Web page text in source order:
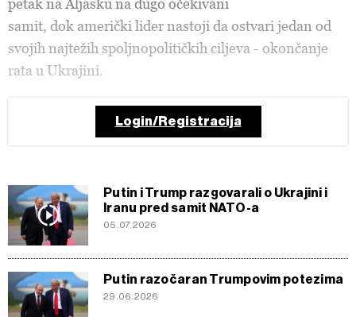
petak na Aljasku na dugo očekivani
samit, dok američki lider nastoji da ostvari jedan od
svojih najtežih spoljnopolitičkih ciljeva - okončanje
rata u Ukrajini.
Login/Registracija
Putin i Trump razgovarali o Ukrajini i
Iranu pred samit NATO-a
05.07.2026
Putin razočaran Trumpovim potezima
29.06.2026